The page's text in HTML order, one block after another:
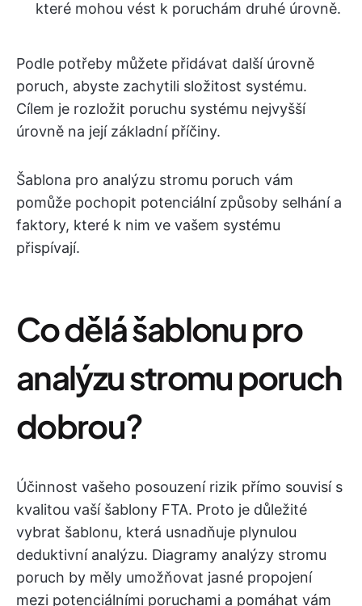
které mohou vést k poruchám druhé úrovně.
Podle potřeby můžete přidávat další úrovně
poruch, abyste zachytili složitost systému.
Cílem je rozložit poruchu systému nejvyšší
úrovně na její základní příčiny.
Šablona pro analýzu stromu poruch vám
pomůže pochopit potenciální způsoby selhání a
faktory, které k nim ve vašem systému
přispívají.
Co dělá šablonu pro
analýzu stromu poruch
dobrou?
Účinnost vašeho posouzení rizik přímo souvisí s
kvalitou vaší šablony FTA. Proto je důležité
vybrat šablonu, která usnadňuje plynulou
deduktivní analýzu. Diagramy analýzy stromu
poruch by měly umožňovat jasné propojení
mezi potenciálními poruchami a pomáhat vám